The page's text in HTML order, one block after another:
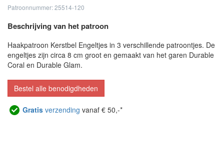
Patroonnummer: 25514-120
Beschrijving van het patroon
Haakpatroon Kerstbel Engeltjes in 3 verschillende patroontjes. De
engeltjes zijn circa 8 cm groot en gemaakt van het garen Durable
Coral en Durable Glam.
Bestel alle benodigdheden
Gratis verzending vanaf € 50,-*